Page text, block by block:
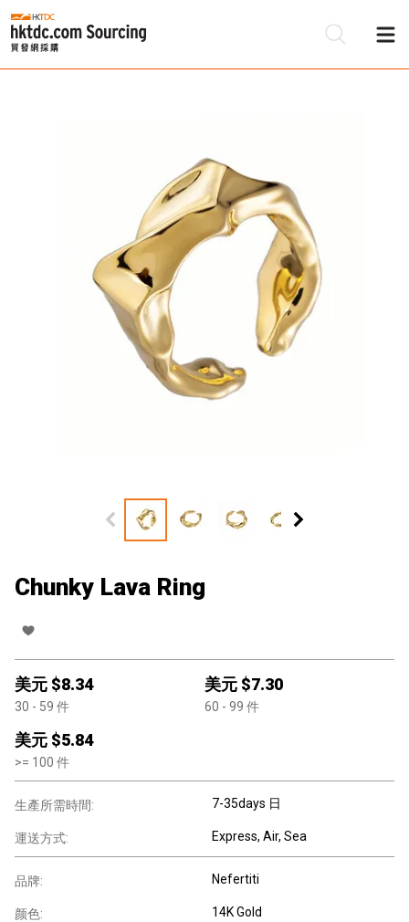
Chunky Lava Ring
美元 $8.34
30 - 59 件
美元 $7.30
60 - 99 件
美元 $5.84
>= 100 件
生產所需時間: 7-35days 日
運送方式: Express, Air, Sea
品牌: Nefertiti
颜色: 14K Gold